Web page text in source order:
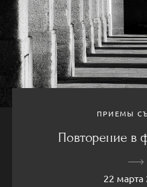
ПРИЕМЫ
Повторение в
22 марта